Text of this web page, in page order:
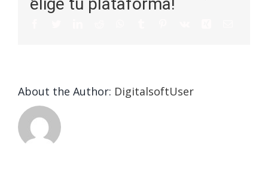
About the Author: DigitalsoftUser